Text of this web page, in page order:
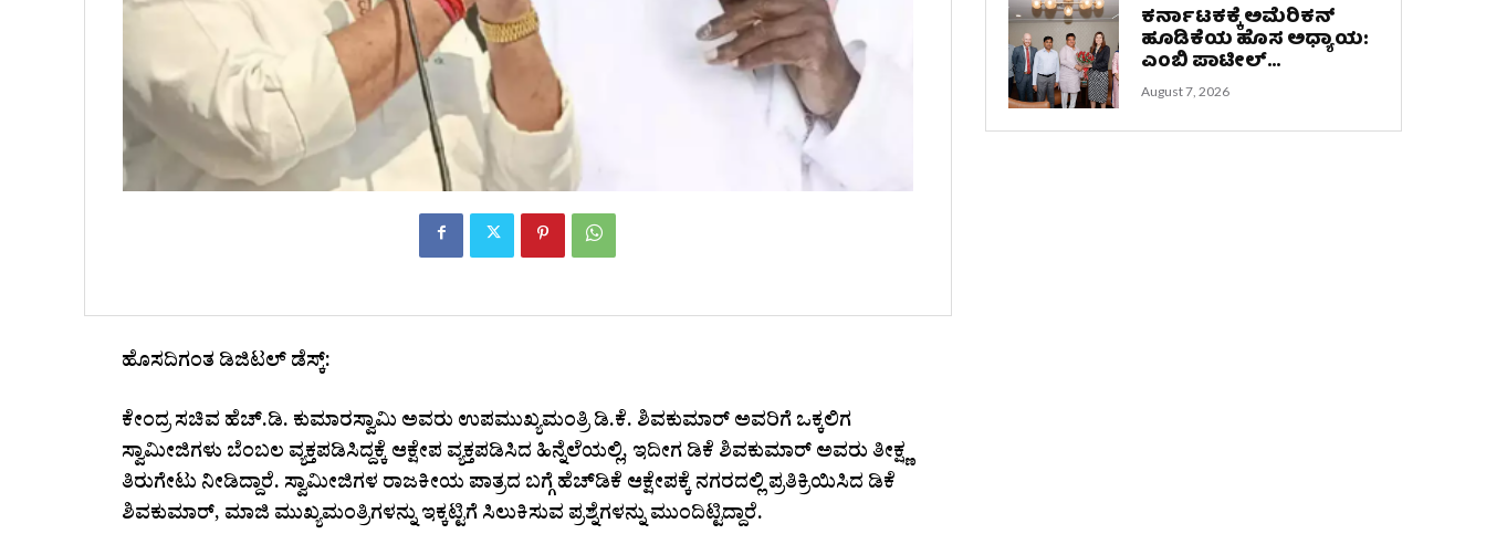
ಹೊಸದಿಗಂತ ಡಿಜಿಟಲ್ ಡೆಸ್ಕ್:
ಕೇಂದ್ರ ಸಚಿವ ಹೆಚ್​.ಡಿ. ಕುಮಾರಸ್ವಾಮಿ ಅವರು ಉಪಮುಖ್ಯಮಂತ್ರಿ ಡಿ.ಕೆ. ಶಿವಕುಮಾರ್ ಅವರಿಗೆ ಒಕ್ಕಲಿಗ
ಸ್ವಾಮೀಜಿಗಳು ಬೆಂಬಲ ವ್ಯಕ್ತಪಡಿಸಿದ್ದಕ್ಕೆ ಆಕ್ಷೇಪ ವ್ಯಕ್ತಪಡಿಸಿದ ಹಿನ್ನೆಲೆಯಲ್ಲಿ, ಇದೀಗ ಡಿಕೆ ಶಿವಕುಮಾರ್ ಅವರು ತೀಕ್ಷ್ಣ
ತಿರುಗೇಟು ನೀಡಿದ್ದಾರೆ. ಸ್ವಾಮೀಜಿಗಳ ರಾಜಕೀಯ ಪಾತ್ರದ ಬಗ್ಗೆ ಹೆಚ್‌ಡಿಕೆ ಆಕ್ಷೇಪಕ್ಕೆ ನಗರದಲ್ಲಿ ಪ್ರತಿಕ್ರಿಯಿಸಿದ ಡಿಕೆ
ಶಿವಕುಮಾರ್, ಮಾಜಿ ಮುಖ್ಯಮಂತ್ರಿಗಳನ್ನು ಇಕ್ಕಟ್ಟಿಗೆ ಸಿಲುಕಿಸುವ ಪ್ರಶ್ನೆಗಳನ್ನು ಮುಂದಿಟ್ಟಿದ್ದಾರೆ.
ಕರ್ನಾಟಕಕ್ಕೆ ಅಮೆರಿಕನ್
ಹೂಡಿಕೆಯ ಹೊಸ ಅಧ್ಯಾಯ:
ಎಂಬಿ ಪಾಟೀಲ್...
August 7, 2026